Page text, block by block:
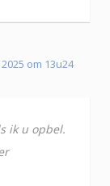
om 13u24
ik u opbel.